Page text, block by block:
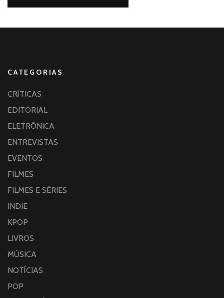
CATEGORIAS
CRÍTICAS
EDITORIAL
ELETRÔNICA
ENTREVISTAS
EVENTOS
FILMES
FILMES E SÉRIES
INDIE
KPOP
LIVROS
MÚSICA
NOTÍCIAS
POP